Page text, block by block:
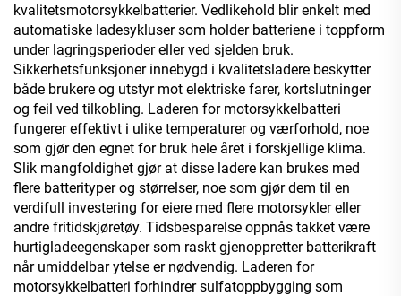
kvalitetsmotorsykkelbatterier. Vedlikehold blir enkelt med
automatiske ladesykluser som holder batteriene i toppform
under lagringsperioder eller ved sjelden bruk.
Sikkerhetsfunksjoner innebygd i kvalitetsladere beskytter
både brukere og utstyr mot elektriske farer, kortslutninger
og feil ved tilkobling. Laderen for motorsykkelbatteri
fungerer effektivt i ulike temperaturer og værforhold, noe
som gjør den egnet for bruk hele året i forskjellige klima.
Slik mangfoldighet gjør at disse ladere kan brukes med
flere batterityper og størrelser, noe som gjør dem til en
verdifull investering for eiere med flere motorsykler eller
andre fritidskjøretøy. Tidsbesparelse oppnås takket være
hurtigladeegenskaper som raskt gjenoppretter batterikraft
når umiddelbar ytelse er nødvendig. Laderen for
motorsykkelbatteri forhindrer sulfatoppbygging som